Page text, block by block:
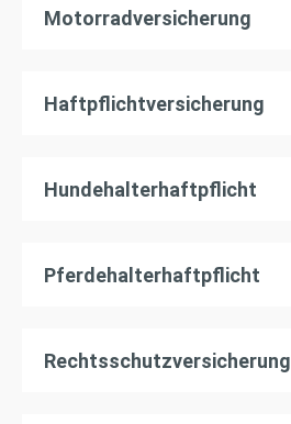
Motorradversicherung
Haftpflichtversicherung
Hundehalterhaftpflicht
Pferdehalterhaftpflicht
Rechtsschutzversicherung